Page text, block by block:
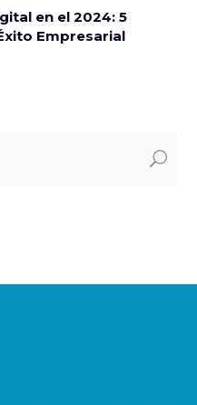
en el 2024: 5
Empresarial